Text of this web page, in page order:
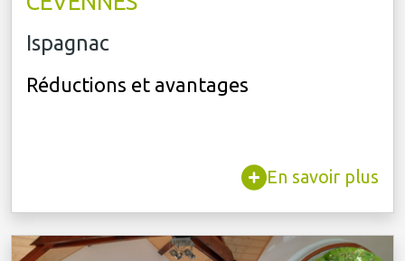
Ispagnac
Réductions et avantages
En savoir plus